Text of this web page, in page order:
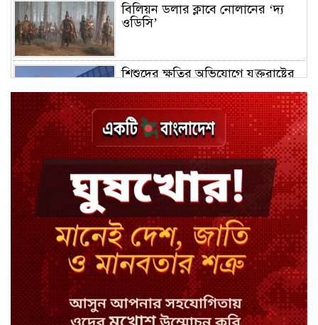
বিলিয়ন ডলার ক্লাবে নোলানের ‘দ্য
ওডিসি’
শিশুদের ক্ষতির অভিযোগে যুক্তরাষ্ট্রের
ইউসিবি ব্যাংকে চাকরি, কর্মস্থল ঢাকা-
চট্টগ্রাম-সিলেট
৭০ অনুচ্ছেদ সংস্কার হলে রাষ্ট্রপতি অলি
আহমদ হতে পারতেন
রাষ্ট্রপতি পদে ফখরুল, মহাসচিব
হিসেবে রিজভী?